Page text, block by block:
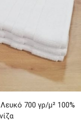
700 γρ/μ² 100%